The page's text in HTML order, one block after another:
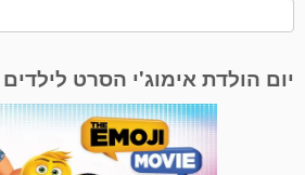
יום הולדת אימוג'י הסרט לילדים